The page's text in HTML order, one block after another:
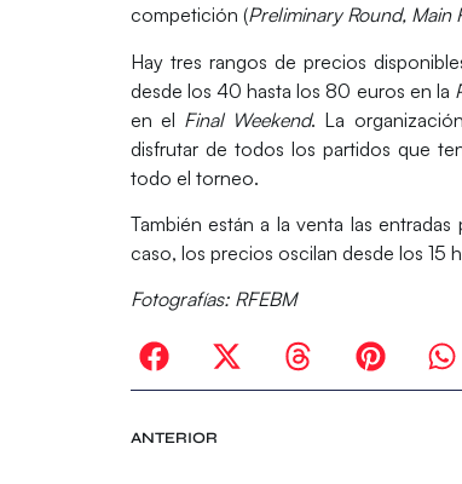
competición (Preliminary Round, Main
Hay tres rangos de precios
desde los 40 hasta los 80 euros en la
en el Final Weekend. La
disfrutar de todos los partidos que
todo el torneo.
También están a la venta las
caso, los precios oscilan desde los 15
Fotografías: RFEBM
ANTERIOR